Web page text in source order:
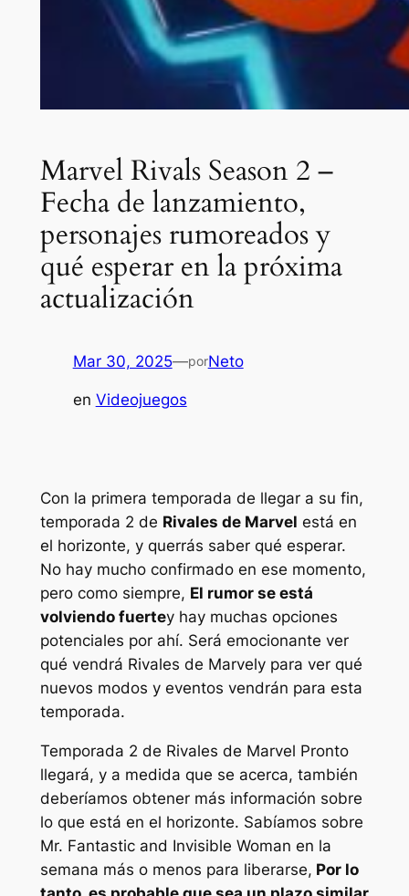
Marvel Rivals Season 2 –
Fecha de lanzamiento,
personajes rumoreados y
qué esperar en la próxima
actualización
Mar 30, 2025—porNeto
en Videojuegos
Con la primera temporada de llegar a su fin,
temporada 2 de Rivales de Marvel está en
el horizonte, y querrás saber qué esperar.
No hay mucho confirmado en ese momento,
pero como siempre, El rumor se está
volviendo fuertey hay muchas opciones
potenciales por ahí. Será emocionante ver
qué vendrá Rivales de Marvely para ver qué
nuevos modos y eventos vendrán para esta
temporada.
Temporada 2 de Rivales de Marvel Pronto
llegará, y a medida que se acerca, también
deberíamos obtener más información sobre
lo que está en el horizonte. Sabíamos sobre
Mr. Fantastic and Invisible Woman en la
semana más o menos para liberarse, Por lo